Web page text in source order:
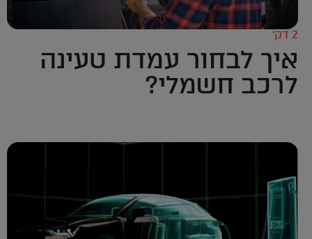
2 דק’
איך לבחור עמדת טעינה
לרכב חשמלי?